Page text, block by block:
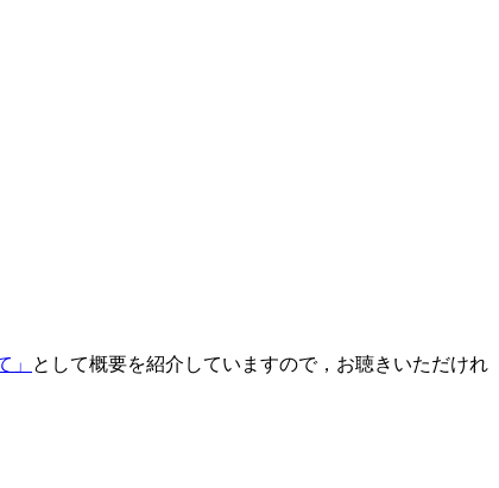
」
として概要を紹介していますので，お聴きいただけれ